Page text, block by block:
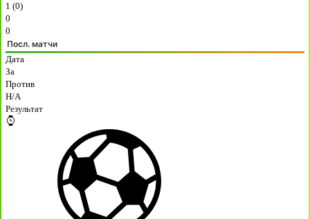
1 (0)
0
0
Посл. матчи
Дата
За
Против
H/A
Результат